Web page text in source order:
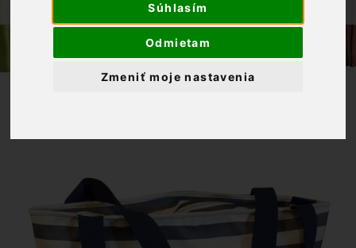
Súhlasím
Odmietam
Zmeniť moje nastavenia
PLÁŽOVÁ TAŠKA MODRÁ S PÁSIKOM